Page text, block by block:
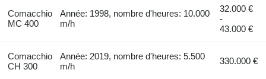
Comacchio
MC 400
Année: 1998, nombre d'heures: 10.000
m/h
32.000 €
-
43.000 €
Comacchio
CH 300
Année: 2019, nombre d'heures: 5.500
m/h
330.000 €